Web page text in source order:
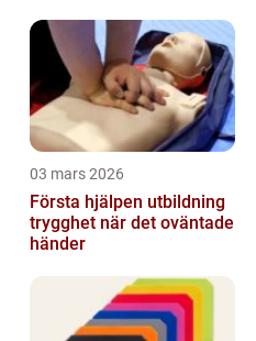
03 mars 2026
Första hjälpen utbildning
trygghet när det oväntade
händer